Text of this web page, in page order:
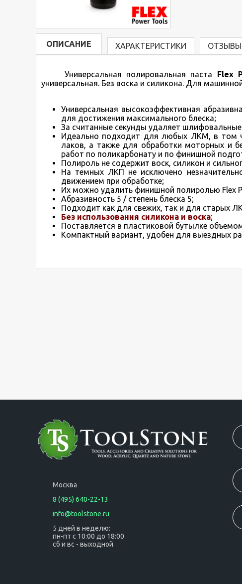
ОПИСАНИЕ ХАРАКТЕРИСТИКИ ОТЗЫВЫ
Универсальная полировальная паста Flex
универсальная. Без воска и силикона. Для
Универсальная высокоэффективная
для достижения максимального блеска;
За считанные секунды удаляет
Идеально подходит для любых ЛКМ, в том
лаков, а также для обработки моторных и
работ по поликарбонату и по финишной
Полироль не содержит воск, силикон и
На темных ЛКП не исключено
движением при обработке;
Их можно удалить финишной полиролью Flex
Абразивность 5 / степень блеска 5;
Подходит как для свежих, так и для старых
Без использования силикона и воска;
Поставляется в пластиковой бутылке
Компактный вариант, удобен для выездных
Москва
8 (495) 640-22-13
info@toolstone.ru
5 дней в неделю:
пн-пт с 10:00 до 18:00
сб и вс - выходной